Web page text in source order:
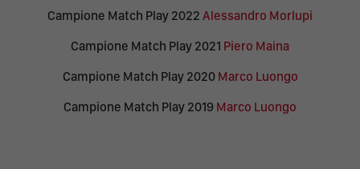
Campione Match Play 2022 Alessandro Morlupi
Campione Match Play 2021 Piero Maina
Campione Match Play 2020 Marco Luongo
Campione Match Play 2019 Marco Luongo